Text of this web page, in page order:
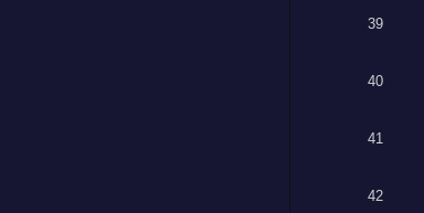
39
40
41
42